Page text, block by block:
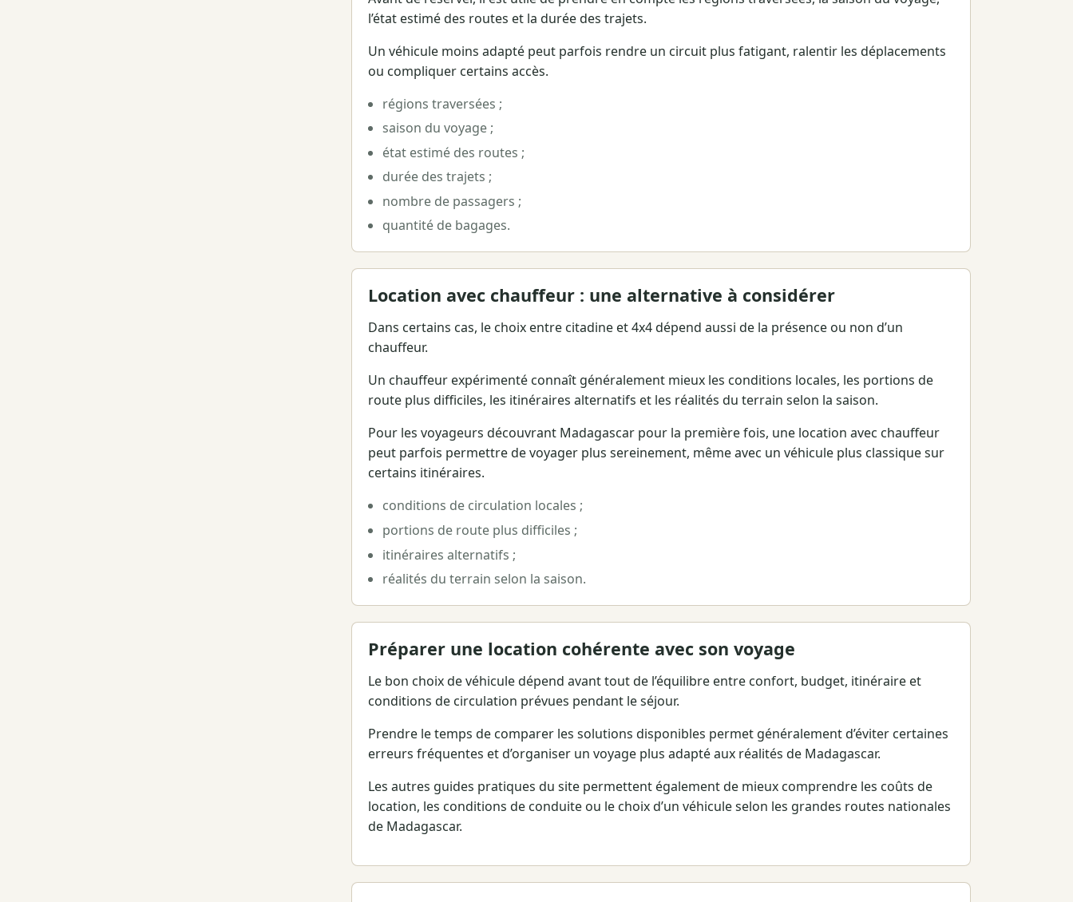
l’état estimé des routes et la durée des trajets.
Un véhicule moins adapté peut parfois rendre un circuit plus fatigant, ralentir les déplacements
ou compliquer certains accès.
régions traversées ;
saison du voyage ;
état estimé des routes ;
durée des trajets ;
nombre de passagers ;
quantité de bagages.
Location avec chauffeur : une alternative à considérer
Dans certains cas, le choix entre citadine et 4x4 dépend aussi de la présence ou non d’un
chauffeur.
Un chauffeur expérimenté connaît généralement mieux les conditions locales, les portions de
route plus difficiles, les itinéraires alternatifs et les réalités du terrain selon la saison.
Pour les voyageurs découvrant Madagascar pour la première fois, une location avec chauffeur
peut parfois permettre de voyager plus sereinement, même avec un véhicule plus classique sur
certains itinéraires.
conditions de circulation locales ;
portions de route plus difficiles ;
itinéraires alternatifs ;
réalités du terrain selon la saison.
Préparer une location cohérente avec son voyage
Le bon choix de véhicule dépend avant tout de l’équilibre entre confort, budget, itinéraire et
conditions de circulation prévues pendant le séjour.
Prendre le temps de comparer les solutions disponibles permet généralement d’éviter certaines
erreurs fréquentes et d’organiser un voyage plus adapté aux réalités de Madagascar.
Les autres guides pratiques du site permettent également de mieux comprendre les coûts de
location, les conditions de conduite ou le choix d’un véhicule selon les grandes routes nationales
de Madagascar.